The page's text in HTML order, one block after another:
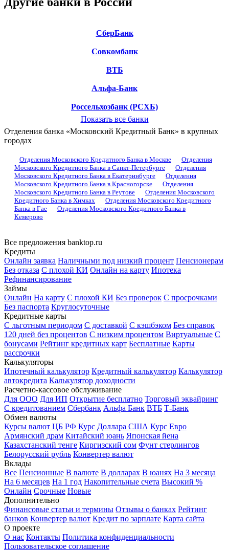
СберБанк
Совкомбанк
ВТБ
Альфа-Банк
Россельхозбанк (РСХБ)
Показать все банки
Отделения банка «Московский Кредитный Банк» в крупных
городах
Отделения Московского Кредитного Банка в Москве
Отделения
Московского Кредитного Банка в Санкт-Петербурге
Отделения
Московского Кредитного Банка в Екатеринбурге
Отделения
Московского Кредитного Банка в Красногорске
Отделения
Московского Кредитного Банка в Реутове
Отделения Московского
Кредитного Банка в Химках
Отделения Московского Кредитного
Банка в Гае
Отделения Московского Кредитного Банка в
Кемерово
Все предложения banktop.ru
Кредиты
Онлайн заявка Наличными под низкий процент Пенсионерам
Без отказа С плохой КИ Онлайн на карту Ипотека
Рефинансирование
Займы
Онлайн На карту С плохой КИ Без проверок С просрочками
Без паспорта Круглосуточные
Кредитные карты
С льготным периодом С доставкой С кэшбэком Без справок
120 дней без процентов С низким процентом Виртуальные С
бонусами Рейтинг кредитных карт Бесплатные Карты
рассрочки
Калькуляторы
Ипотечный калькулятор Кредитный калькулятор Калькулятор
автокредита Калькулятор доходности
Расчетно-кассовое обслуживание
Для ООО Для ИП Открытие бесплатно Торговый эквайринг
С кредитованием Сбербанк Альфа Банк ВТБ Т-Банк
Обмен валюты
Курсы валют ЦБ РФ Курс Доллара США Курс Евро
Армянский драм Китайский юань Японская йена
Казахстанский тенге Киргизский сом Фунт стерлингов
Белорусский рубль Конвертер валют
Вклады
Все Пенсионные В валюте В долларах В юанях На 3 месяца
На 6 месяцев На 1 год Накопительные счета Высокий %
Онлайн Срочные Новые
Дополнительно
Финансовые статьи и термины Отзывы о банках Рейтинг
банков Конвертер валют Кредит по зарплате Карта сайта
О проекте
О нас Контакты Политика конфиденциальности
Пользовательское соглашение